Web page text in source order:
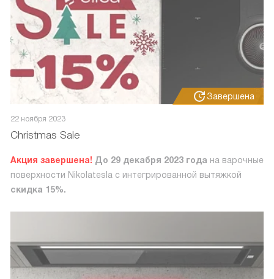
Завершена
22 ноября 2023
Christmas Sale
Акция завершена! До 29 декабря 2023 года на варочные
поверхности Nikolatesla с интегрированной вытяжкой
скидка 15%.